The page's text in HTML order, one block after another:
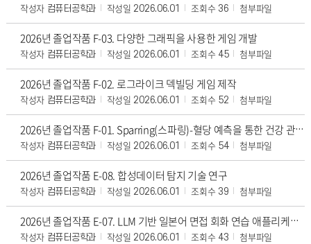
작성자 컴퓨터공학과 작성일 2026.06.01 조회수 36 첨부파일
2026년 졸업작품 F-03. 다양한 그래픽을 사용한 게임 개발
작성자 컴퓨터공학과 작성일 2026.06.01 조회수 45 첨부파일
2026년 졸업작품 F-02. 로그라이크 덱빌딩 게임 제작
작성자 컴퓨터공학과 작성일 2026.06.01 조회수 52 첨부파일
2026년 졸업작품 F-01. Sparring(스파링)-혈당 예측을 통한 건강 관리 앱[우수상][인기상]
작성자 컴퓨터공학과 작성일 2026.06.01 조회수 54 첨부파일
2026년 졸업작품 E-08. 합성데이터 탐지 기술 연구
작성자 컴퓨터공학과 작성일 2026.06.01 조회수 39 첨부파일
2026년 졸업작품 E-07. LLM 기반 일본어 면접 회화 연습 애플리케이션
작성자 컴퓨터공학과 작성일 2026.06.01 조회수 43 첨부파일